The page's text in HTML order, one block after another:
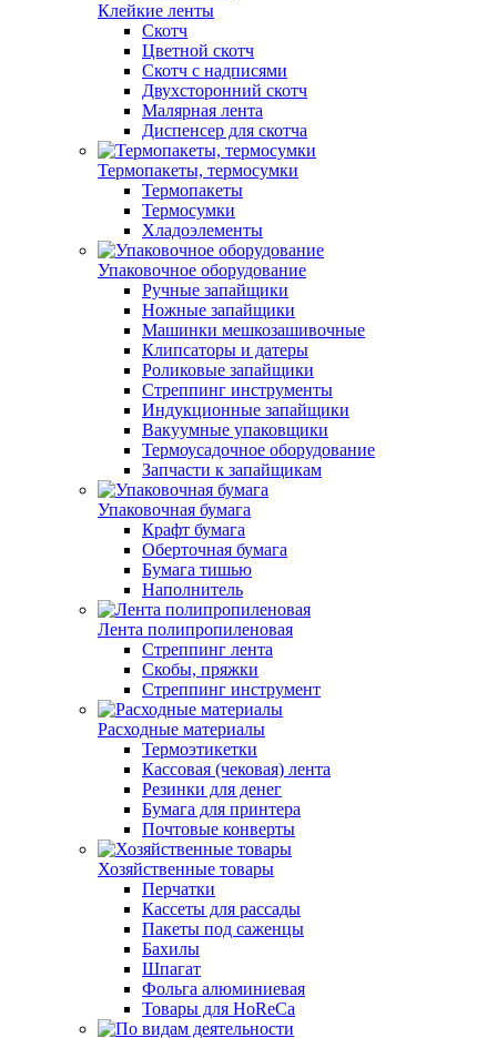
Клейкие ленты
Скотч
Цветной скотч
Скотч с надписями
Двухсторонний скотч
Малярная лента
Диспенсер для скотча
Термопакеты, термосумки
Термопакеты
Термосумки
Хладоэлементы
Упаковочное оборудование
Ручные запайщики
Ножные запайщики
Машинки мешкозашивочные
Клипсаторы и датеры
Роликовые запайщики
Стреппинг инструменты
Индукционные запайщики
Вакуумные упаковщики
Термоусадочное оборудование
Запчасти к запайщикам
Упаковочная бумага
Крафт бумага
Оберточная бумага
Бумага тишью
Наполнитель
Лента полипропиленовая
Стреппинг лента
Скобы, пряжки
Стреппинг инструмент
Расходные материалы
Термоэтикетки
Кассовая (чековая) лента
Резинки для денег
Бумага для принтера
Почтовые конверты
Хозяйственные товары
Перчатки
Кассеты для рассады
Пакеты под саженцы
Бахилы
Шпагат
Фольга алюминиевая
Товары для HoReCa